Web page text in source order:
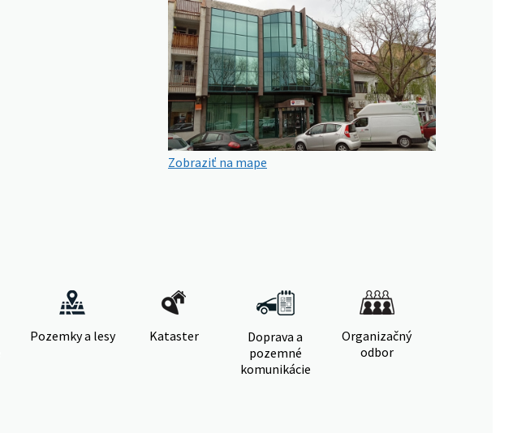
Zobraziť na mape
Pozemky a lesy Kataster
Doprava a
pozemné
komunikácie
Organizačný
odbor